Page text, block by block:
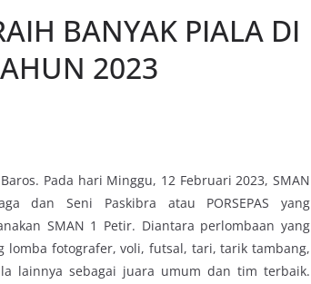
BANYAK PIALA DI
2023
Pada hari Minggu, 12 Februari 2023, SMAN
dan Seni Paskibra atau PORSEPAS yang
SMAN 1 Petir. Diantara perlombaan yang
lomba fotografer, voli, futsal, tari, tarik tambang,
lainnya sebagai juara umum dan tim terbaik.